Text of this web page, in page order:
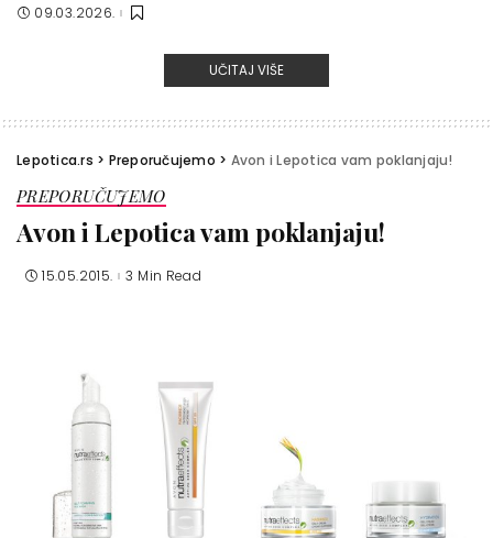
09.03.2026.
UČITAJ VIŠE
Lepotica.rs > Preporučujemo > Avon i Lepotica vam poklanjaju!
PREPORUČUJEMO
Avon i Lepotica vam poklanjaju!
15.05.2015. 3 Min Read